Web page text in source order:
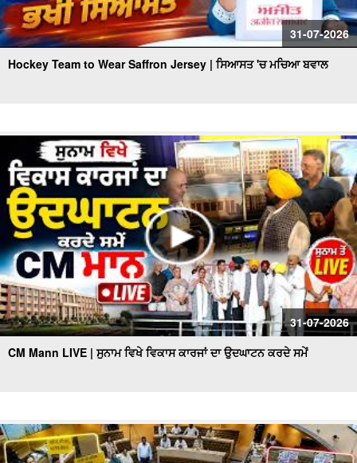
31-07-2026
Hockey Team to Wear Saffron Jersey | ਸਿਆਸਤ 'ਚ ਮਚਿਆ ਬਵਾਲ
31-07-2026
CM Mann LIVE | ਸੁਨਾਮ ਵਿਖੇ ਵਿਕਾਸ ਕਾਰਜਾਂ ਦਾ ਉਦਘਾਟਨ ਕਰਦੇ ਸਮੇਂ